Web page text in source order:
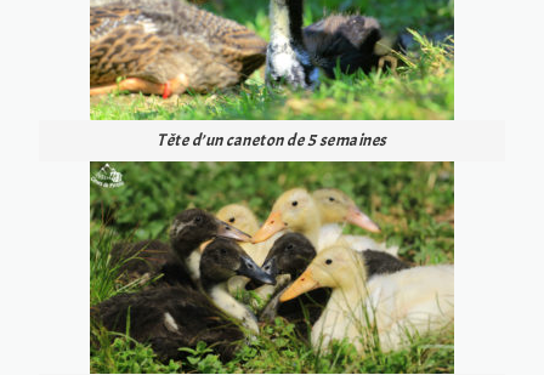
Tête d’un caneton de 5 semaines